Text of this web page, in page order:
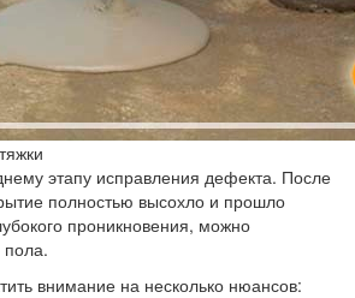
этапу исправления дефекта. После
полностью высохло и прошло
проникновения, можно
пола.
внимание на несколько нюансов: